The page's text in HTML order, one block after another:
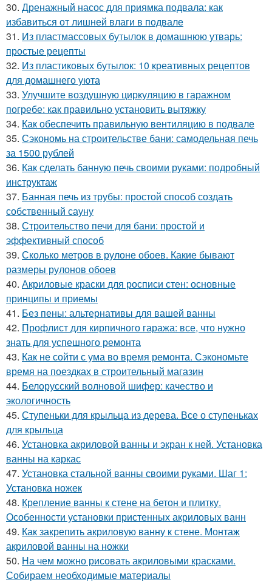
30. Дренажный насос для приямка подвала: как
избавиться от лишней влаги в подвале
31. Из пластмассовых бутылок в домашнюю утварь:
простые рецепты
32. Из пластиковых бутылок: 10 креативных рецептов
для домашнего уюта
33. Улучшите воздушную циркуляцию в гаражном
погребе: как правильно установить вытяжку
34. Как обеспечить правильную вентиляцию в подвале
35. Сэкономь на строительстве бани: самодельная печь
за 1500 рублей
36. Как сделать банную печь своими руками: подробный
инструктаж
37. Банная печь из трубы: простой способ создать
собственный сауну
38. Строительство печи для бани: простой и
эффективный способ
39. Сколько метров в рулоне обоев. Какие бывают
размеры рулонов обоев
40. Акриловые краски для росписи стен: основные
принципы и приемы
41. Без пены: альтернативы для вашей ванны
42. Профлист для кирпичного гаража: все, что нужно
знать для успешного ремонта
43. Как не сойти с ума во время ремонта. Сэкономьте
время на поездках в строительный магазин
44. Белорусский волновой шифер: качество и
экологичность
45. Ступеньки для крыльца из дерева. Все о ступеньках
для крыльца
46. Установка акриловой ванны и экран к ней. Установка
ванны на каркас
47. Установка стальной ванны своими руками. Шаг 1:
Установка ножек
48. Крепление ванны к стене на бетон и плитку.
Особенности установки пристенных акриловых ванн
49. Как закрепить акриловую ванну к стене. Монтаж
акриловой ванны на ножки
50. На чем можно рисовать акриловыми красками.
Собираем необходимые материалы